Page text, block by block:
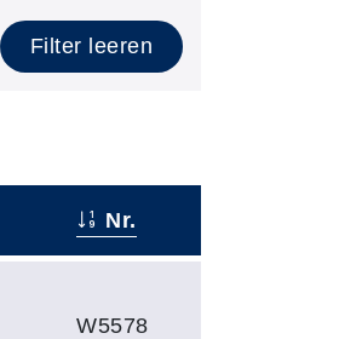
Filter leeren
Nr.
W5578